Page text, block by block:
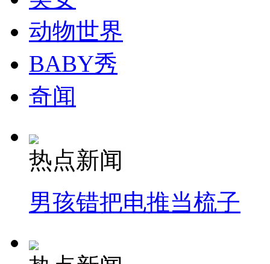
动物世界
BABY秀
奇闻
热点新闻
男孩错把电推当梳子